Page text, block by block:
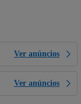
Ver anúncios
Ver anúncios